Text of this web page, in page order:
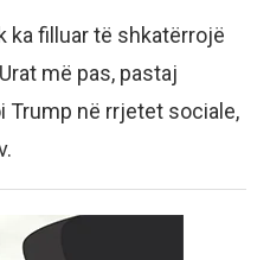
ka filluar të shkatërrojë
më pas, pastaj
Trump në rrjetet sociale,